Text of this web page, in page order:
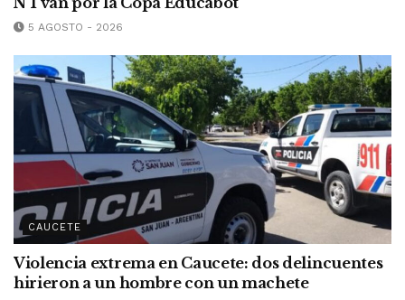
5 AGOSTO - 2026
CAUCETE
Violencia extrema en Caucete: dos delincuentes
hirieron a un hombre con un machete